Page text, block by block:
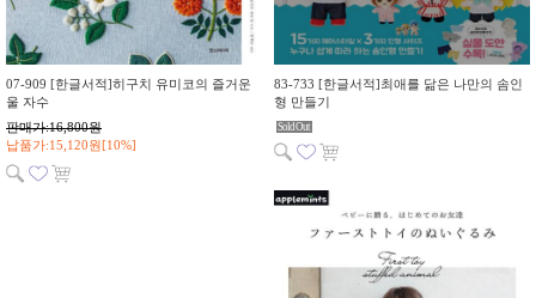
07-909 [한글서적]히구치 유미코의 즐거운
울 자수
판매가:16,800원
납품가:15,120원[10%]
83-733 [한글서적]최애를 닮은 나만의 솜인
형 만들기
Sold Out